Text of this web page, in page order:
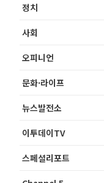
정치
사회
오피니언
문화·라이프
뉴스발전소
이투데이TV
스페셜리포트